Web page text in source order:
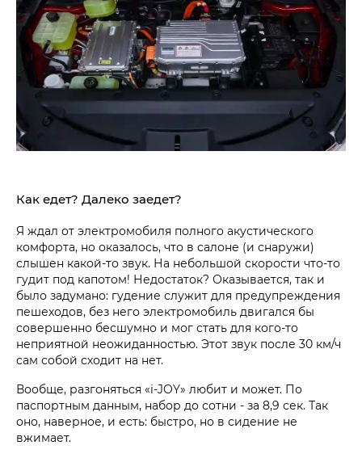
Как едет? Далеко заедет?
Я ждал от электромобиля полного акустического
комфорта, но оказалось, что в салоне (и снаружи)
слышен какой-то звук. На небольшой скорости что-то
гудит под капотом! Недостаток? Оказывается, так и
было задумано: гудение служит для предупреждения
пешеходов, без него электромобиль двигался бы
совершенно бесшумно и мог стать для кого-то
неприятной неожиданностью. Этот звук после 30 км/ч
сам собой сходит на нет.
Вообще, разгоняться «i‑JOY» любит и может. По
паспортным данным, набор до сотни - за 8,9 сек. Так
оно, наверное, и есть: быстро, но в сидение не
вжимает.